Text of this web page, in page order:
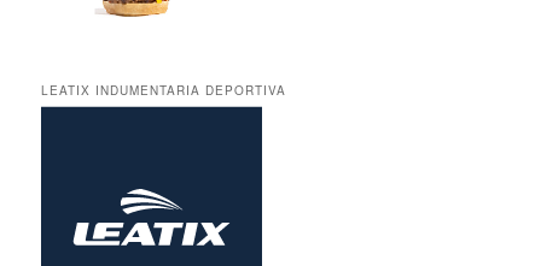
LEATIX INDUMENTARIA DEPORTIVA